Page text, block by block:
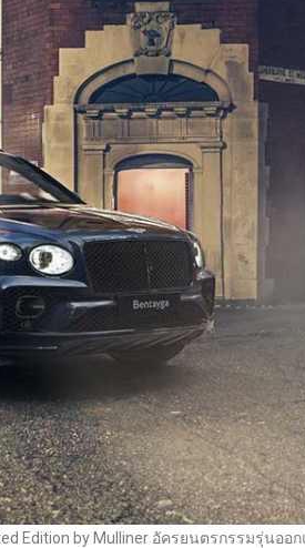
Edition by Mulliner อัครยนตรกรรมรุ่นอ